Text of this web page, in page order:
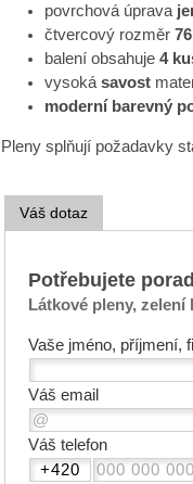
povrchová úprava
čtvercový rozměr
balení obsahuje 4
vysoká savost
moderní barevný
Pleny splňují požadavky
Váš dotaz
Potřebujete
Látkové pleny, zelení
Vaše jméno, příjmení,
Váš email
Váš telefon